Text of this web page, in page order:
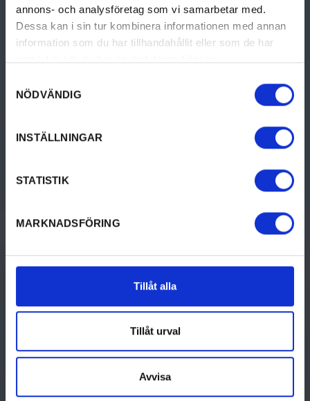
annons- och analysföretag som vi samarbetar med.
Dessa kan i sin tur kombinera informationen med annan
information som du har tillhandahållit eller som de har
NÖDVÄNDIG
INSTÄLLNINGAR
STATISTIK
MARKNADSFÖRING
Tillåt alla
Tillåt urval
Avvisa
Aktiviteter
Boende
Om Årjäng
Destinationer i Värmland